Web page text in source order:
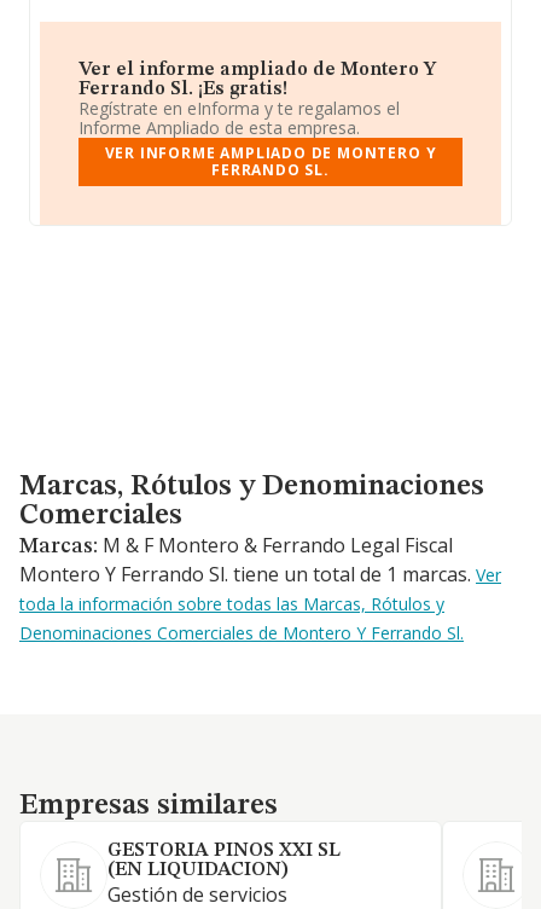
Ver el informe ampliado de Montero Y
Ferrando Sl. ¡Es gratis!
Regístrate en eInforma y te regalamos el
Informe Ampliado de esta empresa.
VER INFORME AMPLIADO DE MONTERO Y
FERRANDO SL.
Marcas, Rótulos y Denominaciones Comerciales
Marcas, Rótulos y Denominaciones
Comerciales
Marcas: M & F Montero & Ferrando Legal Fiscal
Montero Y Ferrando Sl. tiene un total de 1 marcas. Ver
toda la información sobre todas las Marcas, Rótulos y
Denominaciones Comerciales de Montero Y Ferrando Sl.
Empresas similares
Empresas similares
GESTORIA PINOS XXI SL
(EN LIQUIDACION)
Gestión de servicios